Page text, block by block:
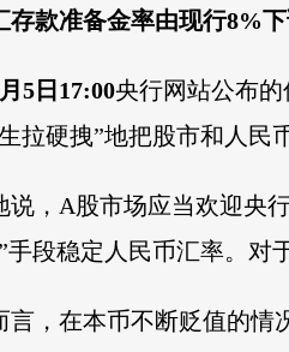
存款准备金率由现行8%下
5日17:00央行网站公布
拉硬拽”地把股市和人民
说，A股市场应当欢迎央
手段稳定人民币汇率。对
言，在本币不断贬值的情